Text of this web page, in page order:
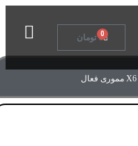
0 تومان 0